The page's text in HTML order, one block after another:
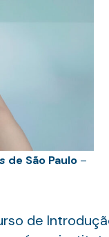
de São Paulo –
de